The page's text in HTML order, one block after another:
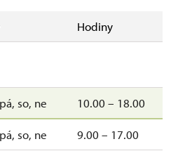
Hodiny
so, ne 10.00 – 18.00
so, ne 9.00 – 17.00